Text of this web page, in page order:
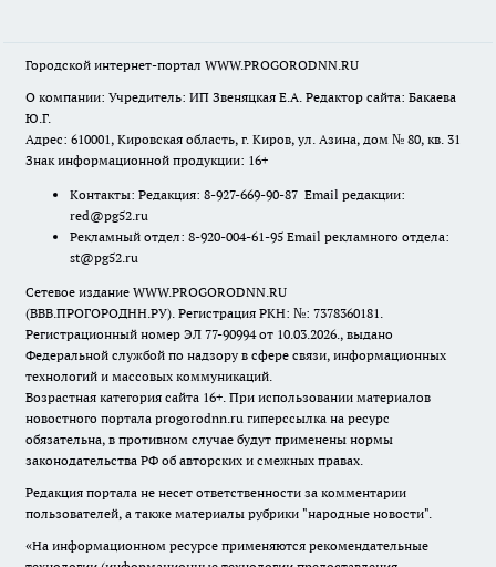
Городской интернет-портал WWW.PROGORODNN.RU
О компании: Учредитель: ИП Звеняцкая Е.А. Редактор сайта: Бакаева
Ю.Г.
Адрес: 610001, Кировская область, г. Киров, ул. Азина, дом № 80, кв. 31
Знак информационной продукции: 16+
Контакты: Редакция: 8-927-669-90-87 Email редакции:
red@pg52.ru
Рекламный отдел: 8-920-004-61-95 Email рекламного отдела:
st@pg52.ru
Сетевое издание WWW.PROGORODNN.RU
(ВВВ.ПРОГОРОДНН.РУ). Регистрация РКН: №: 7378360181.
Регистрационный номер ЭЛ 77-90994 от 10.03.2026., выдано
Федеральной службой по надзору в сфере связи, информационных
технологий и массовых коммуникаций.
Возрастная категория сайта 16+. При использовании материалов
новостного портала progorodnn.ru гиперссылка на ресурс
обязательна, в противном случае будут применены нормы
законодательства РФ об авторских и смежных правах.
Редакция портала не несет ответственности за комментарии
пользователей, а также материалы рубрики "народные новости".
«На информационном ресурсе применяются рекомендательные